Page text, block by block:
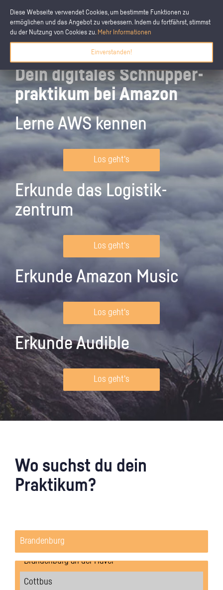
Diese Webseite verwendet Cookies, um bestimmte Funktionen zu
ermöglichen und das Angebot zu verbessern. Indem du fortfährst, stimmst
du der Nutzung von Cookies zu. Mehr Informationen
Einverstanden!
Dein digitales Schnupper­
praktikum bei Amazon
Lerne AWS kennen
Los geht's
Erkunde das Logistik­
zentrum
Los geht's
Erkunde Amazon Music
Los geht's
Erkunde Audible
Los geht's
Wo suchst du dein
Praktikum?